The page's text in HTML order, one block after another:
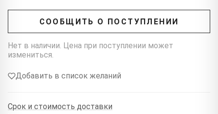
СООБЩИТЬ О ПОСТУПЛЕНИИ
Нет в наличии. Цена при поступлении может
измениться.
Добавить в список желаний
Срок и стоимость доставки